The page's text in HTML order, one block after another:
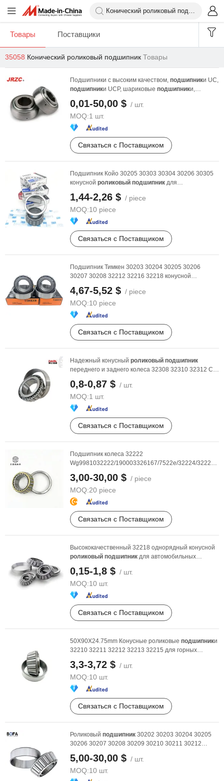
Товары Поставщики
35058 Конический роликовый подшипник Товары
Подшипники с высоким качеством, подшипники UC,
подшипники UCP, шариковые подшипники,
0,01-50,00 $ / шт.
MOQ:1 шт.
Связаться с Поставщиком
Подшипник Койо 30205 30303 30304 30206 30305
конусной роликовый подшипник для
1,44-2,26 $ / piece
MOQ:10 piece
Связаться с Поставщиком
Подшипник Тимкен 30203 30204 30205 30206
30207 30208 32212 32216 32218 конусной
подшипник
4,67-5,52 $ / piece
MOQ:10 piece
Связаться с Поставщиком
Надежный конусный роликовый подшипник
переднего и заднего колеса 32308 32310 32312 C3
Подшипник с ...
0,8-0,87 $ / шт.
MOQ:1 шт.
Связаться с Поставщиком
Подшипник колеса 32222
Wg9981032222/190003326167/7522e/32224/32226/
Подшипники ступицы тяжелых ...
3,00-30,00 $ / piece
MOQ:20 piece
Связаться с Поставщиком
Высококачественный 32218 однорядный конусной
роликовый подшипник для автомобильных
трансмиссионных ...
0,15-1,8 $ / шт.
MOQ:10 шт.
Связаться с Поставщиком
50X90X24.75mm Конусные роликовые подшипники
32210 32211 32212 32213 32215 для горных
3,3-3,72 $ / шт.
MOQ:10 шт.
Связаться с Поставщиком
Роликовый подшипник 30202 30203 30204 30205
30206 30207 30208 30209 30210 30211 30212
5,00-30,00 $ / шт.
MOQ:10 шт.